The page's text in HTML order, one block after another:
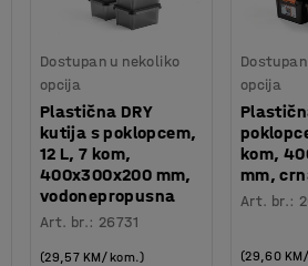
Dostupan u nekoliko
opcija
Plastična DRY
kutija s poklopcem,
12 L, 7 kom,
400x300x200 mm,
vodonepropusna
Art. br.: 26731
(29,57 KM/kom.)
opcija
kom,
mm,
Art. br.:
(29,60